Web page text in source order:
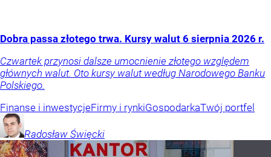
Dobra passa złotego trwa. Kursy walut 6 sierpnia 2026 r.
Czwartek przynosi dalsze umocnienie złotego względem
głównych walut. Oto kursy walut według Narodowego Banku
Polskiego.
Finanse i inwestycjeFirmy i rynkiGospodarkaTwój portfel
Radosław Święcki